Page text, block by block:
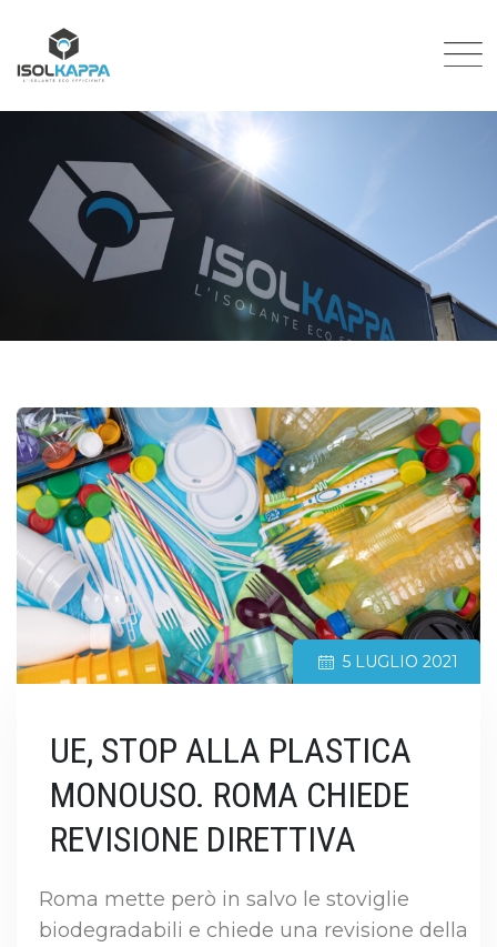
5 LUGLIO 2021
UE, STOP ALLA PLASTICA
MONOUSO. ROMA CHIEDE
REVISIONE DIRETTIVA
Roma mette però in salvo le stoviglie
biodegradabili e chiede una revisione della